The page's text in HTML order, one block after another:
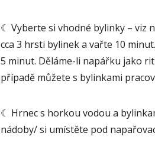
☾ Vyberte si vhodné bylinky – viz
cca 3 hrsti bylinek a vařte 10
5 minut. Děláme-li napářku jako
případě můžete s bylinkami
☾ Hrnec s horkou vodou a
nádoby/ si umístěte pod